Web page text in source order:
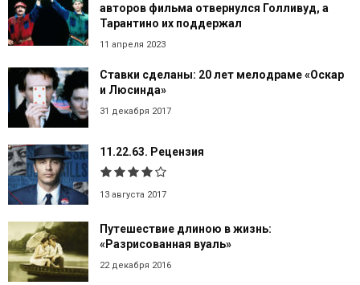
авторов фильма отвернулся Голливуд, а
Тарантино их поддержал
11 апреля 2023
Ставки сделаны: 20 лет мелодраме «Оскар
и Люсинда»
31 декабря 2017
11.22.63. Рецензия
13 августа 2017
Путешествие длиною в жизнь:
«Разрисованная вуаль»
22 декабря 2016